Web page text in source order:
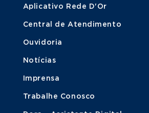
Aplicativo Rede D'Or
Central de Atendimento
Ouvidoria
Notícias
Imprensa
Trabalhe Conosco